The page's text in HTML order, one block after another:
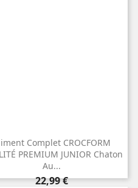
Complet CROCFORM
PREMIUM JUNIOR Chaton
Au...
Prix
22,99 €